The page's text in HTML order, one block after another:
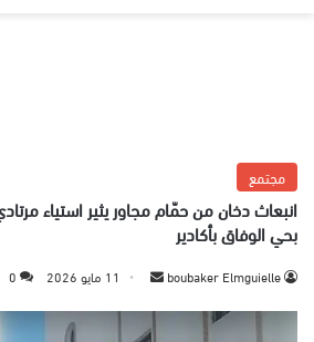
مجتمع
انبعاث دخان من حمّام مجاور يثير استياء
بحي الوفاق بأكادير
boubaker Elmguielle
س
11 مايو 2026 0